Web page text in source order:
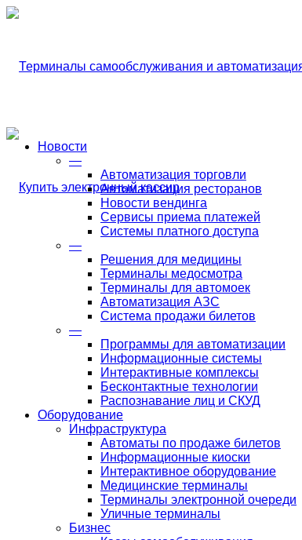
Новости
—
Автоматизация торговли
Автоматизация ресторанов
Новости вендинга
Сервисы приема платежей
Системы платного доступа
—
Решения для медицины
Терминалы медосмотра
Терминалы для автомоек
Автоматизация АЗС
Система продажи билетов
—
Программы для автоматизации
Информационные системы
Интерактивные комплексы
Бесконтактные технологии
Распознавание лиц и СКУД
Оборудование
Инфраструктура
Автоматы по продаже билетов
Информационные киоски
Интерактивное оборудование
Медицинские терминалы
Терминалы электронной очереди
Уличные терминалы
Бизнес